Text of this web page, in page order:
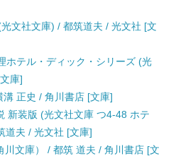
文社文庫) / 都筑道夫 / 光文社 [文
ホテル・ディック・シリーズ (光
庫]
正史 / 角川書店 [文庫]
新装版 (光文社文庫 つ4-48 ホテ
道夫 / 光文社 [文庫]
川文庫） / 都筑 道夫 / 角川書店 [文